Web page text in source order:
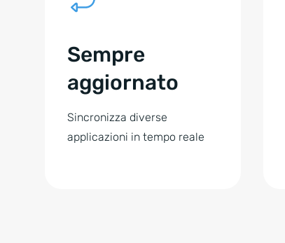
Sempre
aggiornato
Sincronizza diverse
applicazioni in tempo reale